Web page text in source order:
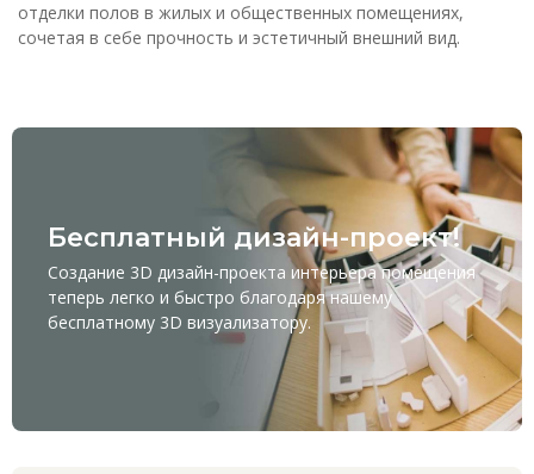
отделки полов в жилых и общественных помещениях,
сочетая в себе прочность и эстетичный внешний вид.
Бесплатный дизайн-проект!
Создание 3D дизайн-проекта интерьера помещения
теперь легко и быстро благодаря нашему
бесплатному 3D визуализатору.